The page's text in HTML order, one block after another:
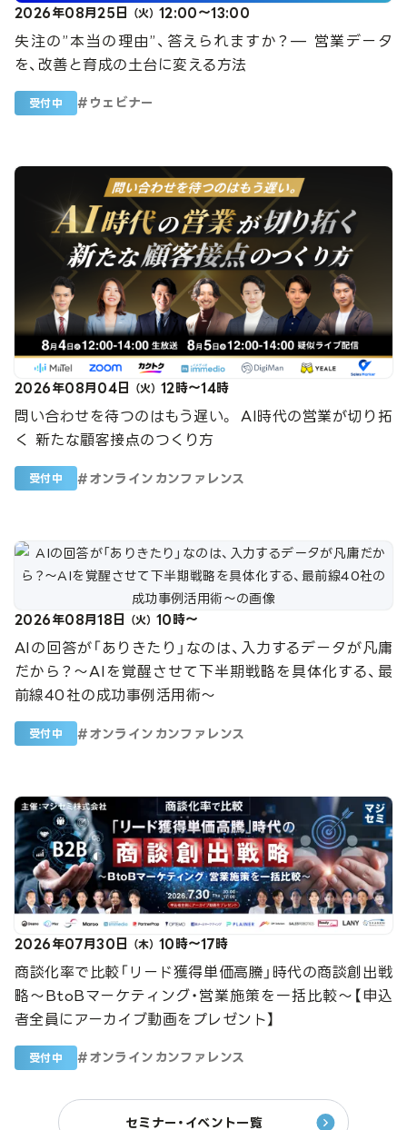
2026年08月25日 （火） 12:00～13:00
失注の”本当の理由”、答えられますか？— 営業データ
を、改善と育成の土台に変える方法
受付中 # ウェビナー
2026年08月04日 （火） 12時～14時
問い合わせを待つのはもう遅い。 AI時代の営業が切り拓
く 新たな顧客接点のつくり方
受付中 # オンラインカンファレンス
2026年08月18日 （火） 10時～
AIの回答が「ありきたり」なのは、入力するデータが凡庸
だから？〜AIを覚醒させて下半期戦略を具体化する、最
前線40社の成功事例活用術〜
受付中 # オンラインカンファレンス
2026年07月30日 （木） 10時～17時
商談化率で比較「リード獲得単価高騰」時代の商談創出戦
略～BtoBマーケティング・営業施策を一括比較～【申込
者全員にアーカイブ動画をプレゼント】
受付中 # オンラインカンファレンス
セミナー・イベント一覧